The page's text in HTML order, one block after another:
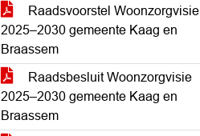
Raadsvoorstel Woonzorgvisie
2025–2030 gemeente Kaag en
Braassem
Raadsbesluit Woonzorgvisie
2025–2030 gemeente Kaag en
Braassem